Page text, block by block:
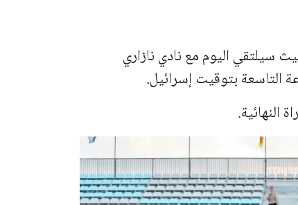
سيلتقي اليوم مع نادي نازاري
التاسعة بتوقيت إسرائيل.
النهائية.